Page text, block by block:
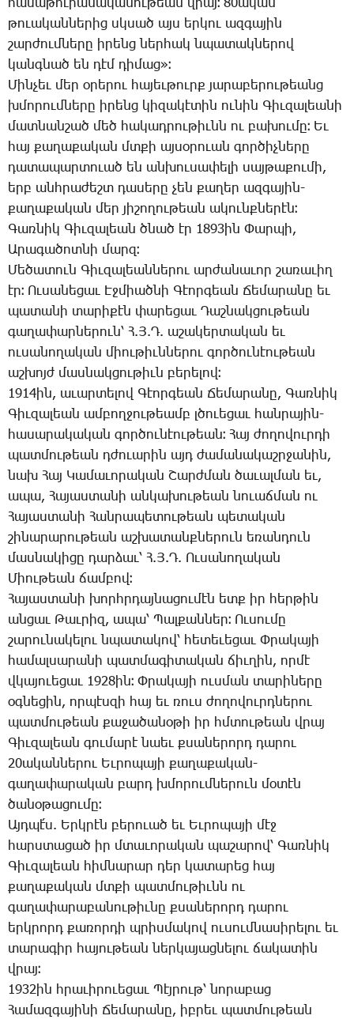
հա­մա­թու­րա­նա­կա­նու­թեան վրայ։ 80ա­կան
թո­ւա­կան­նե­րից սկսած այս եր­կու ազ­գա­յին
շար­ժում­նե­րը ի­րենց ներ­հակ նպա­տակ­նե­րով
կանգ­նած են դէմ դի­մաց»։
­Մին­չեւ մեր օ­րե­րու հա­յեւ­թուրք յա­րա­բե­րու­թեանց
խմո­րում­նե­րը ի­րենց կի­զա­կէ­տին ու­նին ­Գիւ­զա­լեա­նի
մատ­նան­շած մեծ հա­կադ­րու­թիւնն ու բա­խու­մը։ Եւ
հայ քա­ղա­քա­կան մտքի այ­սօ­րո­ւան գոր­ծիչ­նե­րը
դա­տա­պար­տո­ւած են ան­խու­սա­փե­լի սայ­թա­քու­մի,
երբ անհ­րա­ժեշտ դա­սե­րը չեն քա­ղեր ազ­գա­յին-
քա­ղա­քա­կան մեր յի­շո­ղու­թեան ա­կունք­նե­րէն։
­Գառ­նիկ ­Գիւ­զա­լեան ծնած էր 1893ին ­Փար­պի,
Ա­րա­գա­ծոտ­նի մարզ։
­Մե­ծա­տուն ­Գիւ­զա­լեան­նե­րու ար­ժա­նա­ւոր շա­ռա­ւիղ
էր։ Ու­սա­նե­ցաւ Էջ­միած­նի ­Գէոր­գեան ­Ճե­մա­րա­նը եւ
պա­տա­նի տա­րի­քէն փա­րե­ցաւ ­Դաշ­նակ­ցու­թեան
գա­ղա­փար­նե­րուն՝ Հ.Յ.Դ. ա­շա­կեր­տա­կան եւ
ու­սա­նո­ղա­կան միու­թիւն­նե­րու գոր­ծու­նէու­թեան
աշ­խոյժ մաս­նակ­ցու­թիւն բե­րե­լով։
1914ին, ա­ւար­տե­լով ­Գէոր­գեան ­Ճե­մա­րա­նը, ­Գառ­նիկ
­Գիւ­զա­լեան ամ­բող­ջու­թեամբ լծո­ւե­ցաւ հան­րա­յին-
հա­սա­րա­կա­կան գոր­ծու­նէու­թեան։ ­Հայ ժո­ղո­վուր­դի
պատ­մու­թեան դժո­ւա­րին այդ ժա­մա­նա­կաշր­ջա­նին,
նախ ­Հայ ­Կա­մա­ւո­րա­կան ­Շարժ­ման ծա­ւալ­ման եւ,
ա­պա, ­Հա­յաս­տա­նի ան­կա­խու­թեան նո­ւաճ­ման ու
­Հա­յաս­տա­նի ­Հան­րա­պե­տու­թեան պե­տա­կան
շի­նա­րա­րու­թեան աշ­խա­տանք­նե­րուն ե­ռան­դուն
մաս­նա­կի­ցը դար­ձաւ՝ Հ.Յ.Դ. Ու­սա­նո­ղա­կան
­Միու­թեան ճամ­բով։
­Հա­յաս­տա­նի խորհր­դայ­նա­ցու­մէն ետք իր հեր­թին
ան­ցաւ ­Թաւ­րիզ, ա­պա՝ ­Պալ­քան­ներ։ Ու­սու­մը
շա­րու­նա­կե­լու նպա­տա­կով՝ հե­տե­ւե­ցաւ Փ­րա­կա­յի
հա­մալ­սա­րա­նի պատ­մա­գի­տա­կան ճիւ­ղին, որ­մէ
վկա­յո­ւե­ցաւ 1928ին։ Փ­րա­կա­յի ուս­ման տա­րի­նե­րը
օգ­նե­ցին, որ­պէս­զի հայ եւ ռուս ժո­ղո­վուրդ­նե­րու
պատ­մու­թեան քա­ջա­ծա­նօ­թի իր հմտու­թեան վրայ
­Գիւ­զա­լեան գու­մա­րէ նաեւ քսա­նե­րորդ դա­րու
20ա­կան­նե­րու Եւ­րո­պա­յի քա­ղա­քա­կան-
գա­ղա­փա­րա­կան բարդ խմո­րում­նե­րուն մօ­տէն
ծա­նօ­թա­ցու­մը։
Այդ­պէ՛ս. Երկ­րէն բե­րո­ւած եւ Եւ­րո­պա­յի մէջ
հարս­տա­ցած իր մտա­ւո­րա­կան պա­շա­րով՝ ­Գառ­նիկ
­Գիւ­զա­լեան հիմ­նա­րար դեր կա­տա­րեց հայ
քա­ղա­քա­կան մտքի պատ­մու­թիւնն ու
գա­ղա­փա­րա­բա­նու­թիւ­նը քսա­նե­րորդ դա­րու
երկ­րորդ քա­ռոր­դի պրիս­մա­կով ու­սում­նա­սի­րե­լու եւ
տա­րա­գիր հա­յու­թեան ներ­կա­յաց­նե­լու ճա­կա­տին
վրայ։
1932ին հրա­ւի­րո­ւե­ցաւ ­Պէյ­րութ՝ նո­րա­բաց
­Հա­մազ­գա­յի­նի ­Ճե­մա­րա­նը, իբ­րեւ պատ­մու­թեան